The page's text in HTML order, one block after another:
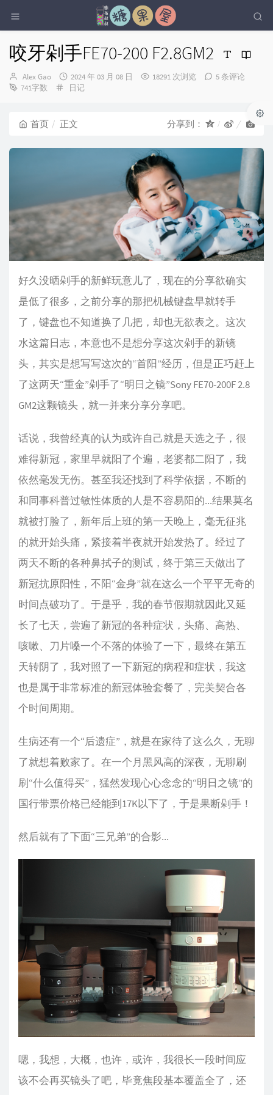
咬牙剁手FE70-200 F2.8GM2
博
主：
Alex Gao
发
布
2024 年 03 月 08 日 18291 次浏览
5 条评论
741字数
分
日记
首页 正文 分享到：
好久没晒剁手的新鲜玩意儿了，现在的分享欲确实
是低了很多，之前分享的那把机械键盘早就转手
了，键盘也不知道换了几把，却也无欲表之。这次
水这篇日志，本意也不是想分享这次剁手的新镜
头，其实是想写写这次的“首阳”经历，但是正巧赶上
了这两天“重金”剁手了“明日之镜”Sony FE70-200F 2.8
GM2这颗镜头，就一并来分享分享吧。
话说，我曾经真的认为或许自己就是天选之子，很
难得新冠，家里早就阳了个遍，老婆都二阳了，我
依然毫发无伤。甚至我还找到了科学依据，不断的
和同事科普过敏性体质的人是不容易阳的...结果莫名
就被打脸了，新年后上班的第一天晚上，毫无征兆
的就开始头痛，紧接着半夜就开始发热了。经过了
两天不断的各种鼻拭子的测试，终于第三天做出了
新冠抗原阳性，不阳“金身”就在这么一个平平无奇的
时间点破功了。于是乎，我的春节假期就因此又延
长了七天，尝遍了新冠的各种症状，头痛、高热、
咳嗽、刀片嗓一个不落的体验了一下，最终在第五
天转阴了，我对照了一下新冠的病程和症状，我这
也是属于非常标准的新冠体验套餐了，完美契合各
个时间周期。
生病还有一个“后遗症”，就是在家待了这么久，无聊
了就想着败家了。在一个月黑风高的深夜，无聊刷
刷“什么值得买”，猛然发现心心念念的“明日之镜”的
国行带票价格已经能到17K以下了，于是果断剁手！
然后就有了下面“三兄弟”的合影...
嗯，我想，大概，也许，或许，我很长一段时间应
该不会再买镜头了吧，毕竟焦段基本覆盖全了，还